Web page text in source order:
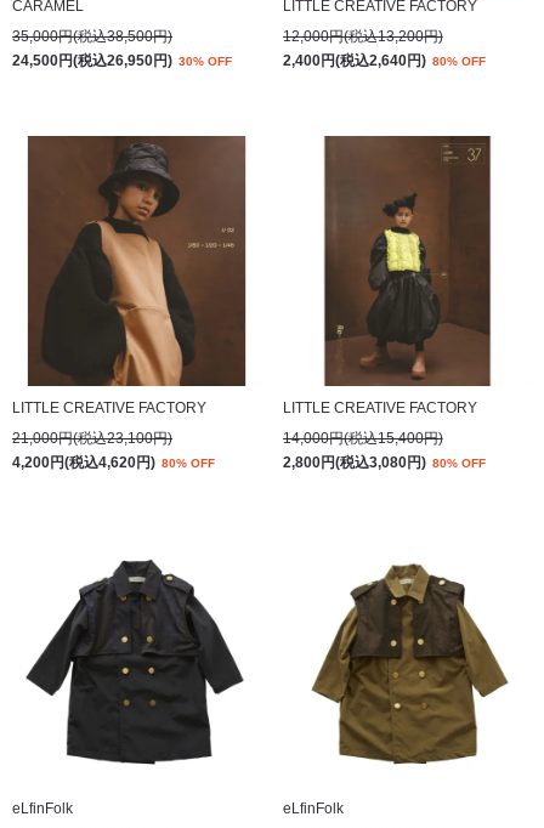
CARAMEL
35,000円(税込38,500円)
24,500円(税込26,950円) 30% OFF
LITTLE CREATIVE FACTORY
12,000円(税込13,200円)
2,400円(税込2,640円) 80% OFF
LITTLE CREATIVE FACTORY
21,000円(税込23,100円)
4,200円(税込4,620円) 80% OFF
LITTLE CREATIVE FACTORY
14,000円(税込15,400円)
2,800円(税込3,080円) 80% OFF
eLfinFolk
eLfinFolk